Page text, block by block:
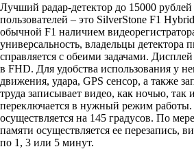
Лучший радар-детектор до 15000
пользователей – это SilverStone F1
обычной F1 наличием
универсальность, владельцы детектора
справляется с обеими задачами.
в FHD. Для удобства использования у
движения, удара, GPS сенсор, а также
труда записывает видео, как ночью, так
переключается в нужный режим работы.
осуществляется на 145 градусов. По
памяти осуществляется ее перезапись,
по 1, 3 или 5 минут.